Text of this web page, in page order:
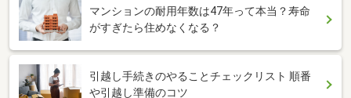
マンションの耐用年数は47年って本当？寿命
がすぎたら住めなくなる？
引越し手続きのやることチェックリスト 順番
や引越し準備のコツ